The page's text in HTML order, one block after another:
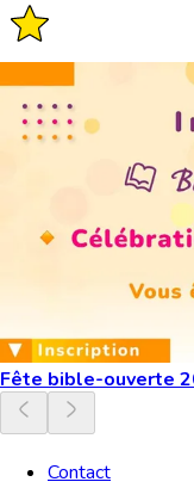
Fête bible-ouverte
Contact